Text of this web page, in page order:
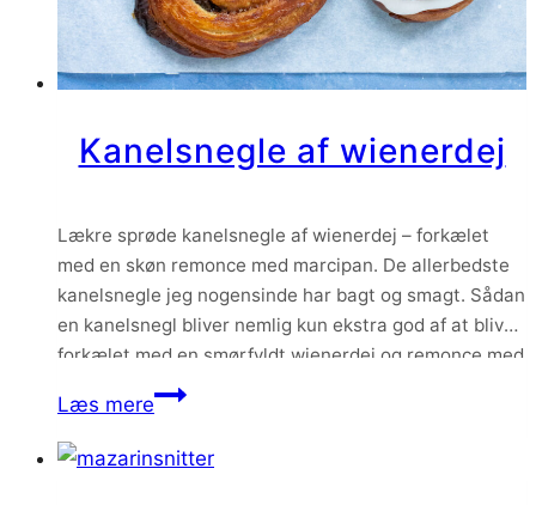
Kanelsnegle af wienerdej
Lækre sprøde kanelsnegle af wienerdej – forkælet
med en skøn remonce med marcipan. De allerbedste
kanelsnegle jeg nogensinde har bagt og smagt. Sådan
en kanelsnegl bliver nemlig kun ekstra god af at blive
forkælet med en smørfyldt wienerdej og remonce med
marcipan. Det bedste af det hele – de kan både bages
samme dag, de…
Læs mereKanelsnegle
wienerdej